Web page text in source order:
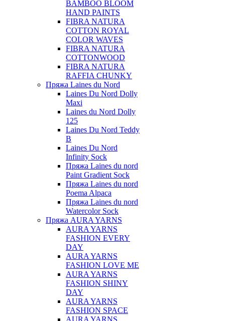
BAMBOO BLOOM
HAND PAINTS
FIBRA NATURA
COTTON ROYAL
COLOR WAVES
FIBRA NATURA
COTTONWOOD
FIBRA NATURA
RAFFIA CHUNKY
Пряжа Laines du Nord
Laines Du Nord Dolly
Maxi
Laines du Nord Dolly
125
Laines Du Nord Teddy
B
Laines Du Nord
Infinity Sock
Пряжа Laines du nord
Paint Gradient Sock
Пряжа Laines du nord
Poema Alpaca
Пряжа Laines du nord
Watercolor Sock
Пряжа AURA YARNS
AURA YARNS
FASHION EVERY
DAY
AURA YARNS
FASHION LOVE ME
AURA YARNS
FASHION SHINY
DAY
AURA YARNS
FASHION SPACE
AURA YARNS